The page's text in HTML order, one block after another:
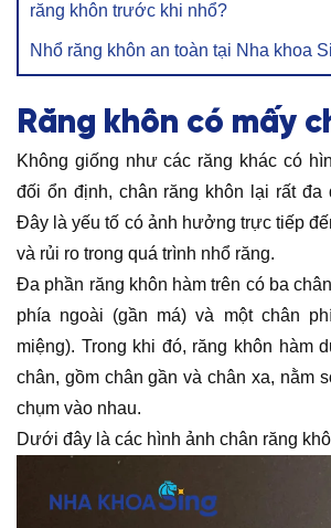
răng khôn trước khi nhổ?
Nhổ răng khôn an toàn tại Nha khoa
Răng khôn có mấy
Không giống như các răng khác có
đối ổn định, chân răng khôn lại rất đa
Đây là yếu tố có ảnh hưởng trực tiếp
và rủi ro trong quá trình nhổ răng.
Đa phần răng khôn hàm trên có ba
phía ngoài (gần má) và một chân
miệng). Trong khi đó, răng khôn hàm
chân, gồm chân gần và chân xa, nằm
chụm vào nhau.
Dưới đây là các hình ảnh chân răng